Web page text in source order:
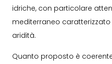
idriche, con particolare
mediterraneo
aridità.
Quanto proposto è